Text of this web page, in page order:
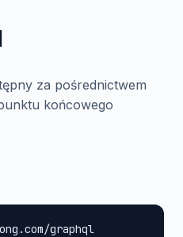
za pośrednictwem
końcowego
graphql